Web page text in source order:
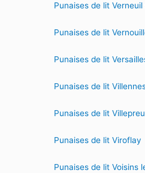
Punaises de lit
Punaises de lit
Punaises de lit
Punaises de lit
Punaises de lit
Punaises de lit Viroflay
Punaises de lit Voisins